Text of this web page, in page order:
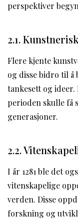
perspektiver
2.1.
Flere kjente
og disse bidro til å
tankesett og
perioden skulle få
generasjoner.
2.2.
I år 1281 ble det
vitenskapelige
verden. Disse
forskning og